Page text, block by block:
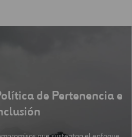
de Pertenencia e